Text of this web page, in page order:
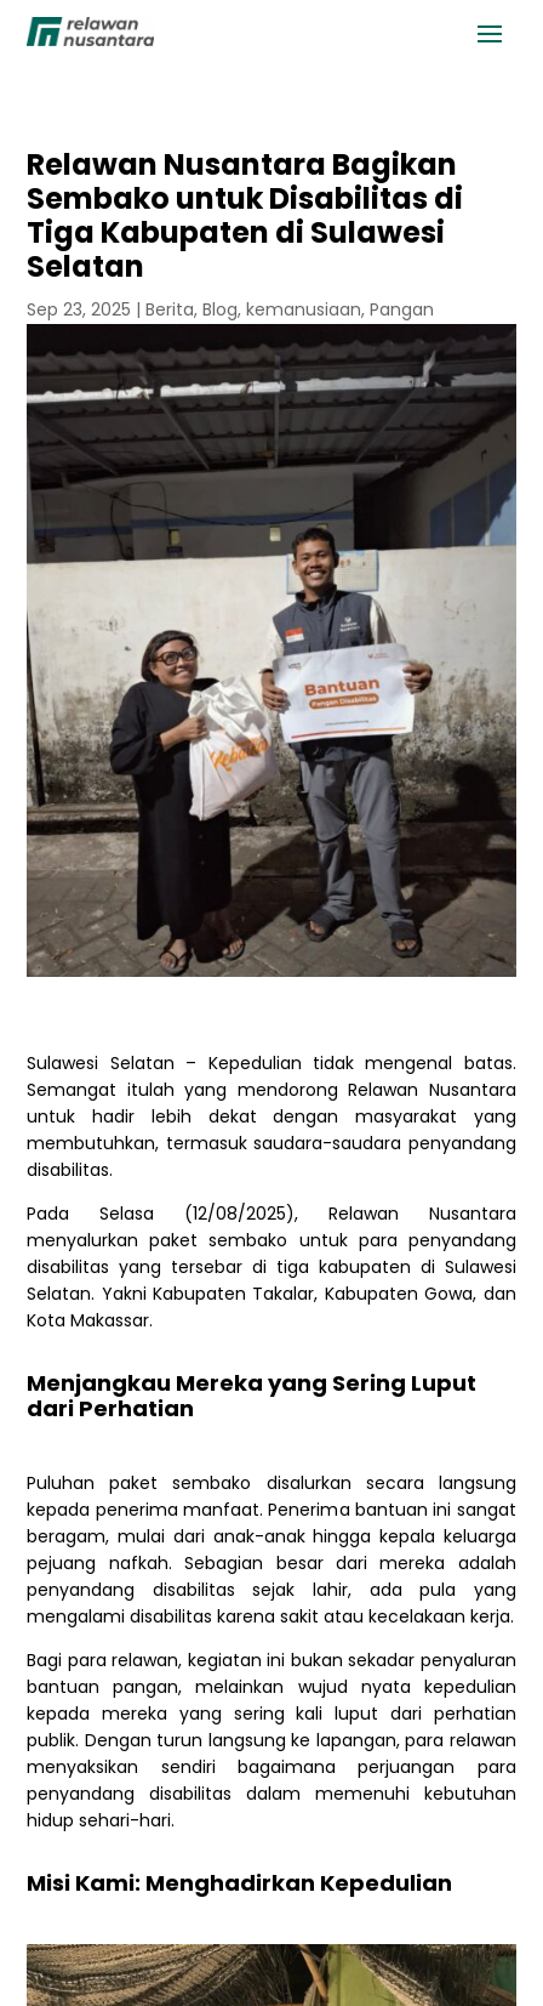
Relawan Nusantara Bagikan
Sembako untuk Disabilitas di
Tiga Kabupaten di Sulawesi
Selatan
Sep 23, 2025 |Berita,Blog,kemanusiaan,Pangan
Sulawesi Selatan – Kepedulian tidak mengenal batas.
Semangat itulah yang mendorong Relawan Nusantara
untuk hadir lebih dekat dengan masyarakat yang
membutuhkan, termasuk saudara-saudara penyandang
disabilitas.
Pada Selasa (12/08/2025), Relawan Nusantara
menyalurkan paket sembako untuk para penyandang
disabilitas yang tersebar di tiga kabupaten di Sulawesi
Selatan. Yakni Kabupaten Takalar, Kabupaten Gowa, dan
Kota Makassar.
Menjangkau Mereka yang Sering Luput
dari Perhatian
Puluhan paket sembako disalurkan secara langsung
kepada penerima manfaat. Penerima bantuan ini sangat
beragam, mulai dari anak-anak hingga kepala keluarga
pejuang nafkah. Sebagian besar dari mereka adalah
penyandang disabilitas sejak lahir, ada pula yang
mengalami disabilitas karena sakit atau kecelakaan kerja.
Bagi para relawan, kegiatan ini bukan sekadar penyaluran
bantuan pangan, melainkan wujud nyata kepedulian
kepada mereka yang sering kali luput dari perhatian
publik. Dengan turun langsung ke lapangan, para relawan
menyaksikan sendiri bagaimana perjuangan para
penyandang disabilitas dalam memenuhi kebutuhan
hidup sehari-hari.
Misi Kami: Menghadirkan Kepedulian